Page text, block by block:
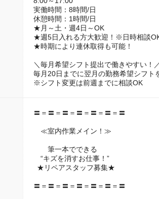
実働時間：8時間/日
休憩時間：1時間/日
★月～土・週4日～OK
★週5日入れる方大歓迎！※日時相談
★時期により連休取得も可能！
＼毎月希望シフト提出で働きやすい！
毎月20日までに翌月の勤務希望シフ
※シフト変更は前週までに相談OK
〓＝〓＝〓＝〓＝〓＝〓＝〓
≪室内作業メイン！≫
筆一本でできる
“キズを消すお仕事！”
★リペアスタッフ募集★
〓＝〓＝〓＝〓＝〓＝〓＝〓